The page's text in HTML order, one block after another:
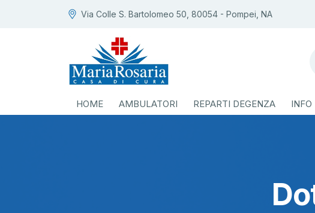
Via Colle S. Bartolomeo 50, 80054 - Pompei, NA
HOME AMBULATORI REPARTI DEGENZA INFO